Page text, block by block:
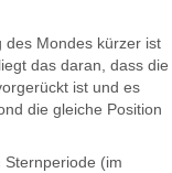
des Mondes kürzer ist
das daran, dass die
ist und es
die gleiche Position
Sternperiode (im